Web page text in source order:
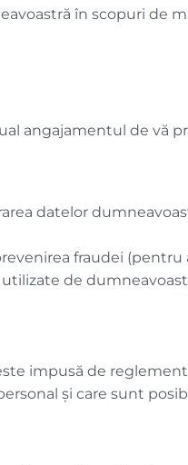
în scopuri de
angajamentul de vă
datelor
fraudei (pentru
de
impusă de
și care sunt